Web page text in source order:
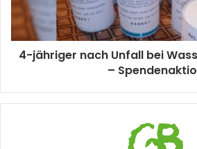
4-jähriger nach Unfall bei
–